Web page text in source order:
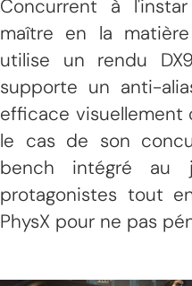
Concurrent à
maître en la
utilise un rendu
supporte un anti-
efficace visuellement
le cas de son
bench intégré au
protagonistes tout
PhysX pour ne pas